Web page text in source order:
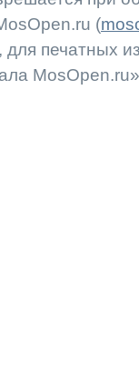
(
печатных